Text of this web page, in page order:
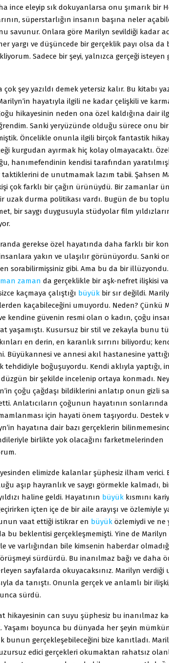
ince eleyip sık dokuyanlarsa onu şımarık bir
süperstarlığın insanın başına neler
savunur. Onlara göre Marilyn sevildiği kadar
yargı ve düşüncede bir gerçeklik payı olsa da
Sadece bir şeyi, yalnızca gerçeği isteyen
şey yazıldı demek yetersiz kalır. Bu kitabı
hayatıyla ilgili ne kadar çelişkili ve
hikayesinin neden ona özel kaldığına dair
Sanki yeryüzünde olduğu sürece onu bir
Öncelikle onunla ilgili birçok fantastik
kurgudan ayırmak hiç kolay olmayacaktı.
hanımefendinin kendisi tarafından
de unutmamak lazım tabii. Şahsen
çok farklı bir çağın ürünüydü. Bir zamanlar
uzak durma politikası vardı. Bugün de bu
bir saygı duygusuyla stüdyolar film
gerekse özel hayatında daha farklı bir
yakın ve ulaşılır görünüyordu. Sanki
sorabilirmişsiniz gibi. Ama bu da bir
zaman da gerçeklikle bir aşk-nefret ilişkisi
kaçmaya çalıştığı büyük bir sır değildi.
kaçabileceğini umuyordu. Neden? Çünkü
kendine güvenin resmi olan o kadın, çoğu
yaşamıştı. Kusursuz bir stil ve zekayla bunu
en derin, en karanlık sırrını biliyordu;
Büyükannesi ve annesi akıl hastanesine
boğuşuyordu. Kendi aklıyla yaptığı,
düzgün bir şekilde incelenip ortaya konmadı.
çoğu çağdaşı bildiklerini anlatıp onun gizli
Anlatıcıların çoğunun hayatının
için hayati önem taşıyordu. Destek
hayatına dair bazı gerçeklerin
birlikte yok olacağını farketmelerinden
elimizde kalanlar şüphesiz ilham verici.
aşıp hayranlık ve saygı görmekle kalmadı,
haline geldi. Hayatının büyük kısmını
içten içe de bir aile arayışı ve özlemiyle
vaat ettiği istikrar en büyük özlemiydi ve ne
bu beklentisi gerçekleşmemişti. Yine de
ve varlığından bile kimsenin haberdar
sürdürdü. Bu inanılmaz bağı ve daha
sayfalarda okuyacaksınız. Marilyn verdiği
da tanıştı. Onunla gerçek ve anlamlı bir
sürdü.
hikayesinin can suyu şüphesiz bu inanılmaz
Yaşamı boyunca bu dünyada her şeyin
bunun gerçekleşebileceğini bize kanıtladı.
edici gerçekleri okumaktan rahatsız